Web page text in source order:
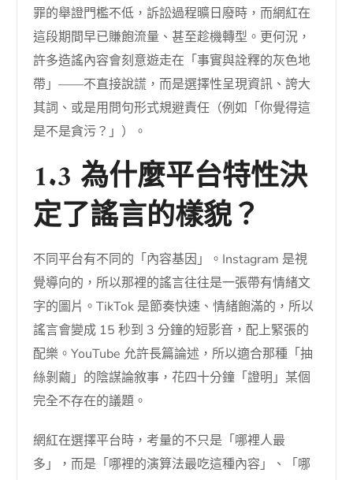
罪的舉證門檻不低，訴訟過程曠日廢時，而網紅在
這段期間早已賺飽流量、甚至趁機轉型。更何況，
許多造謠內容會刻意遊走在「事實與詮釋的灰色地
帶」——不直接說謊，而是選擇性呈現資訊、誇大
其詞、或是用問句形式規避責任（例如「你覺得這
是不是貪污？」）。
1.3 為什麼平台特性決
定了謠言的樣貌？
不同平台有不同的「內容基因」。Instagram 是視
覺導向的，所以那裡的謠言往往是一張帶有情緒文
字的圖片。TikTok 是節奏快速、情緒飽滿的，所以
謠言會變成 15 秒到 3 分鐘的短影音，配上緊張的
配樂。YouTube 允許長篇論述，所以適合那種「抽
絲剝繭」的陰謀論敘事，花四十分鐘「證明」某個
完全不存在的議題。
網紅在選擇平台時，考量的不只是「哪裡人最
多」，而是「哪裡的演算法最吃這種內容」、「哪